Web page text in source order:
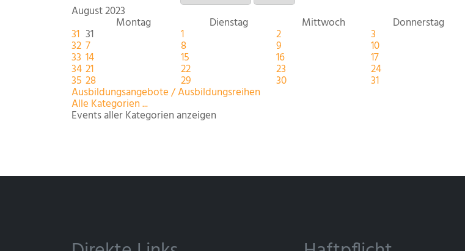
August 2023
Montag Dienstag Mittwoch Donnerstag
31 31 1 2 3
32 7 8 9 10
33 14 15 16 17
34 21 22 23 24
35 28 29 30 31
Ausbildungsangebote / Ausbildungsreihen
Alle Kategorien ...
Events aller Kategorien anzeigen